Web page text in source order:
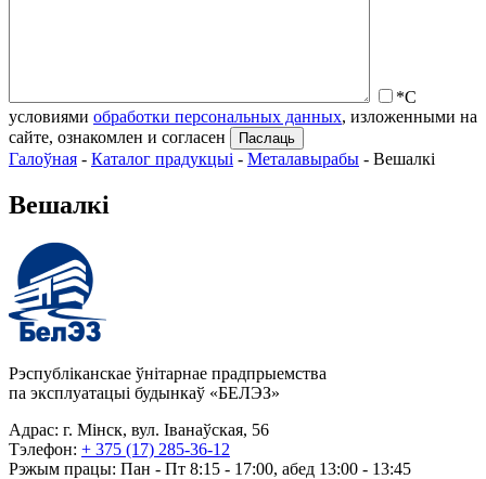
*С
условиями обработки персональных данных, изложенными на
сайте, ознакомлен и согласен
Галоўная - Каталог прадукцыі - Металавырабы - Вешалкі
Вешалкі
Рэспубліканскае ўнітарнае прадпрыемства
па эксплуатацыі будынкаў «БЕЛЭЗ»
Адрас: г. Мінск, вул. Іванаўская, 56
Тэлефон: + 375 (17) 285-36-12
Рэжым працы: Пан - Пт 8:15 - 17:00, абед 13:00 - 13:45